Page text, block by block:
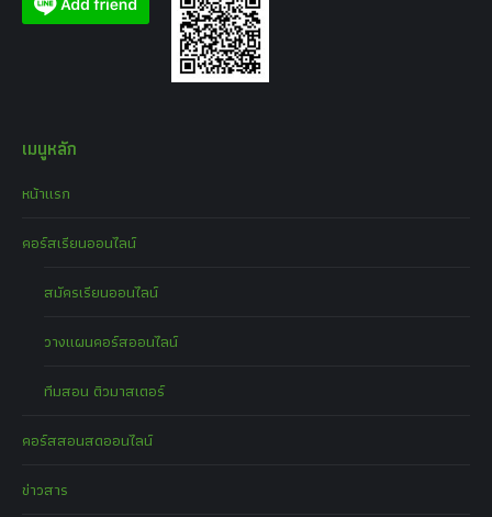
เมนูหลัก
หน้าแรก
คอร์สเรียนออนไลน์
สมัครเรียนออนไลน์
วางแผนคอร์สออนไลน์
ทีมสอน ติวมาสเตอร์
คอร์สสอนสดออนไลน์
ข่าวสาร